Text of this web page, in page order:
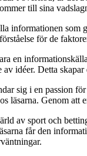
till sina
informationen som
för de
en
idéer. Detta
sig i en passion
läsarna. Genom att
av sport och
får den